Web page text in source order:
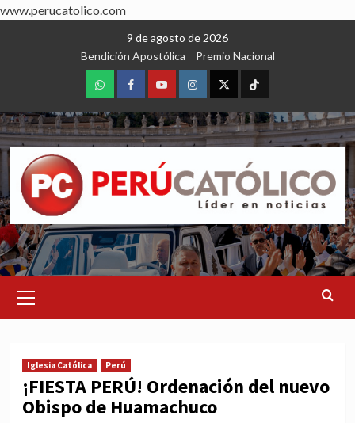
www.perucatolico.com
9 de agosto de 2026
Bendición Apostólica
Premio Nacional
WhatsAppFacebookYoutubeInstagram
X TikTok
Menu
Iglesia Católica Perú
¡FIESTA PERÚ! Ordenación del nuevo
Obispo de Huamachuco